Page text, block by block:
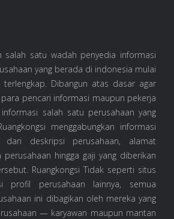
salah satu wadah penyedia informasi
yang berada di indonesia mulai
Dibangun atas dasar agar
pencari informasi maupun pekerja
salah satu perusahaan yang
menggabungkan informasi
dari deskripsi perusahaan, alamat
perusahaan hingga gaji yang diberikan
Ruangkongsi Tidak seperti situs
profil perusahaan lainnya, semua
ini dibagikan oleh mereka yang
— karyawan maupun mantan